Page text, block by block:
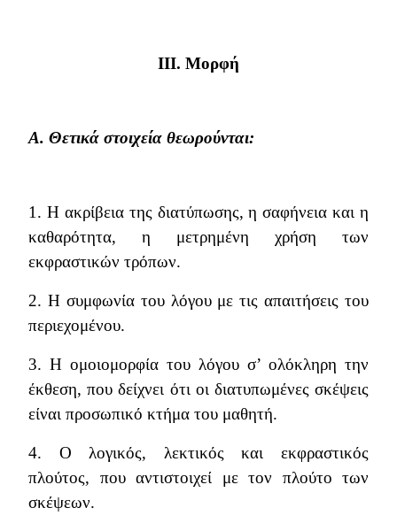
III. Μορφή
Α. Θετικά στοιχεία θεωρούνται:
1. Η ακρίβεια της διατύπωσης, η σαφήνεια και η
καθαρότητα, η μετρημένη χρήση των
εκφραστικών τρόπων.
2. Η συμφωνία του λόγου με τις απαιτήσεις του
περιεχομένου.
3. Η ομοιομορφία του λόγου σ’ ολόκληρη την
έκθεση, που δείχνει ότι οι διατυπωμένες σκέψεις
είναι προσωπικό κτήμα του μαθητή.
4. Ο λογικός, λεκτικός και εκφραστικός
πλούτος, που αντιστοιχεί με τον πλούτο των
σκέψεων.